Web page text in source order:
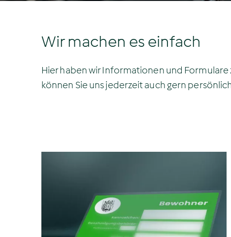
Wir machen es einfach
Hier haben wir Informationen und
können Sie uns jederzeit auch gern